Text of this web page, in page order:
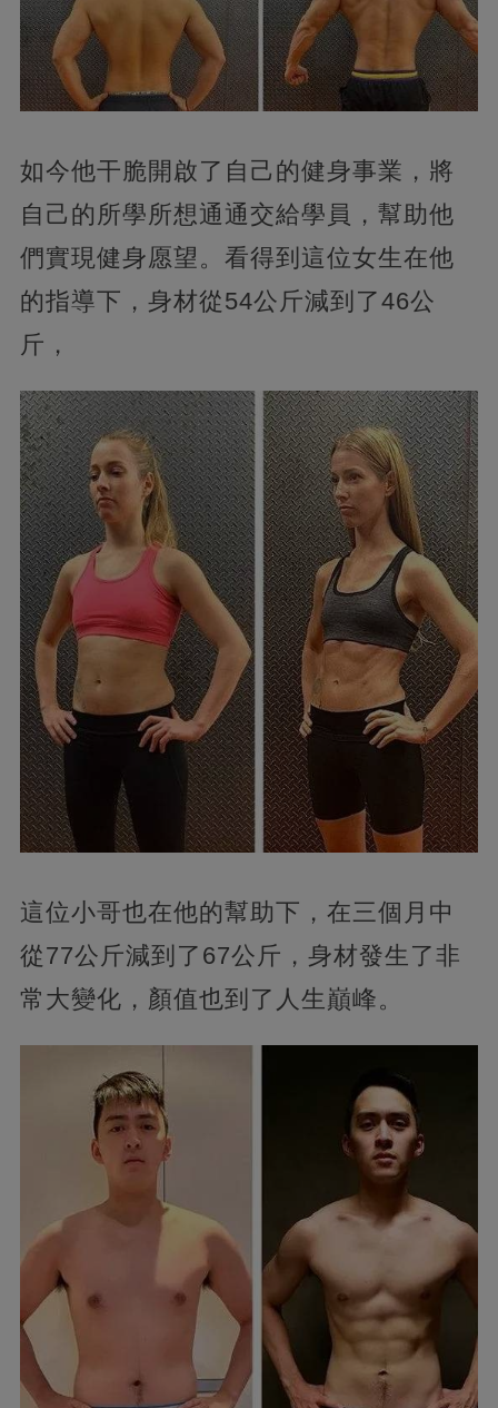
如今他干脆開啟了自己的健身事業，將
自己的所學所想通通交給學員，幫助他
們實現健身愿望。看得到這位女生在他
的指導下，身材從54公斤減到了46公
斤，
這位小哥也在他的幫助下，在三個月中
從77公斤減到了67公斤，身材發生了非
常大變化，顏值也到了人生巔峰。